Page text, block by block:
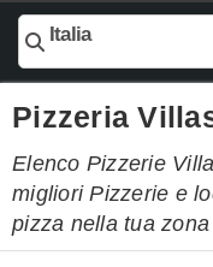
Italia
Pizzeria
Elenco Pizzerie
migliori Pizzerie e
pizza nella tua zona